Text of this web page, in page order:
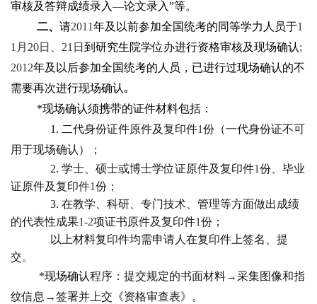
审核及答辩成绩录入—论文录入”等。
二、 请2011年及以前参加全国统考的同等学力人员于1
1 月 20日、 21 日 到研究生院学位办进行资格审核及现场确认;
2012年及以后参加全国统考的人员，已进行过现场确认的不
需要再次进行现场确认｡
*现场确认须携带的证件材料包括：
1. 二代身份证件原件及复印件1份（一代身份证不可
用于现场确认）；
2. 学士、硕士或博士学位证原件及复印件1份、毕业
证原件及复印件1份；
3. 在教学、科研、专门技术、管理等方面做出成绩
的代表性成果1-2项证书原件及复印件1份；
以上材料复印件均需申请人在复印件上签名、提
交。
*现场确认程序：提交规定的书面材料→采集图像和指
纹信息→签署并上交《资格审查表》。